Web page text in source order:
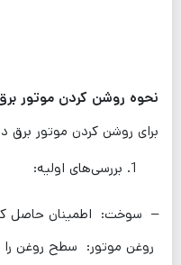
نحوه روشن کردن موتور برق ایمر 7
برای روشن کردن موتور برق
بررسی‌های اولیه:
– سوخت: اطمینان حاصل
روغن موتور: سطح روغن